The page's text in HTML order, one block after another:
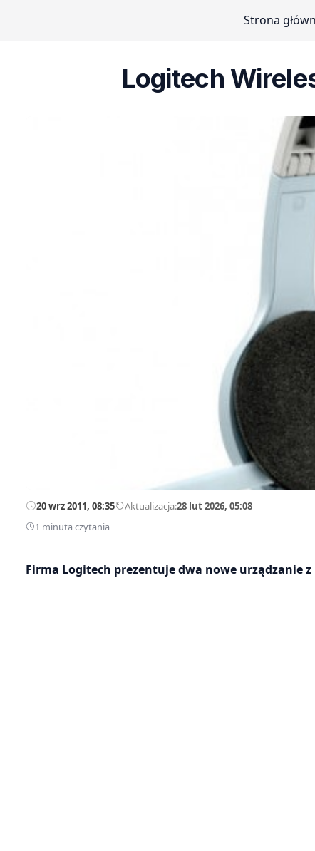
Strona
Logitech
20 wrz 2011, 08:35—Aktualizacja:28 lut 2026, 05:08
1 minuta czytania
Firma Logitech prezentuje dwa nowe urządzanie